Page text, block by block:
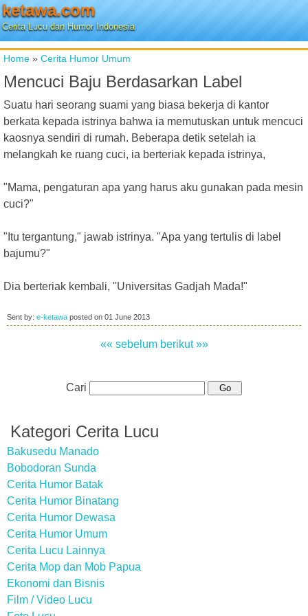
ketawa.com
Cerita Lucu dan Humor Indonesia
Home » Cerita Humor Umum
Mencuci Baju Berdasarkan Label
Suatu hari seorang suami yang biasa bekerja di kantor
berkata kepada istrinya bahwa ia memutuskan untuk mencuci
kaosnya sendiri di rumah. Beberapa detik setelah ia
melangkah ke ruang cuci, ia berteriak kepada istrinya,
"Mama, pengaturan apa yang harus aku gunakan pada mesin
cuci?"
"Itu tergantung," jawab istrinya. "Apa yang tertulis di label
bajumu?"
Dia berteriak kembali, "Universitas Gadjah Mada!"
Sent by: e-ketawa posted on 01 June 2013
«« sebelum berikut »»
Cari
Kategori Cerita Lucu
Bakusedu Manado
Bobodoran Sunda
Cerita Humor Batak
Cerita Humor Binatang
Cerita Humor Dewasa
Cerita Humor Umum
Cerita Lucu Lainnya
Cerita Mop dan Mob Papua
Ekonomi dan Bisnis
Film / Video Lucu